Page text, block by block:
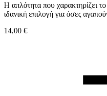
Η απλότητα που χαρακτηρίζει
ιδανική επιλογή για όσες
14,00 €